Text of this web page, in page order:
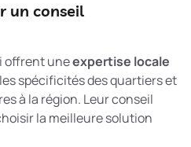
un conseil
offrent uneexpertise locale
spécificités des quartiers et
à la région. Leur conseil
la meilleure solution